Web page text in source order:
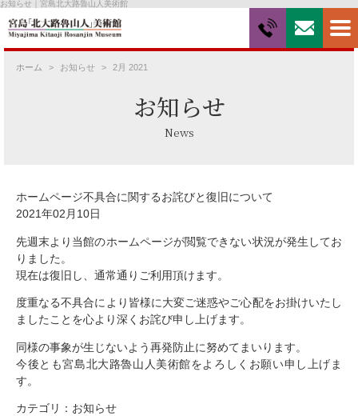
お知らせ｜宮島北大路魯山人美術館
ホーム お知らせ 2月 2021
お知らせ
News
ホームページ不具合に関するお詫びと復旧について
2021年02月10日
先週末より当館のホームページが閲覧できない状況が発生してお
りました。
現在は復旧し、通常通りご利用頂けます。
度重なる不具合により皆様に大変ご迷惑やご心配をお掛けいたし
ましたことを心より深くお詫び申し上げます。
同様の事象が生じないよう再発防止に努めてまいります。
今後とも宮島北大路魯山人美術館をよろしくお願い申し上げま
す。
カテゴリ： お知らせ